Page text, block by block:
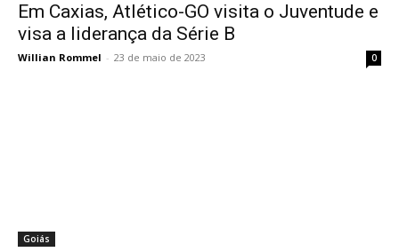
Em Caxias, Atlético-GO visita o Juventude e
visa a liderança da Série B
Willian Rommel - 23 de maio de 2023 0
Goiás